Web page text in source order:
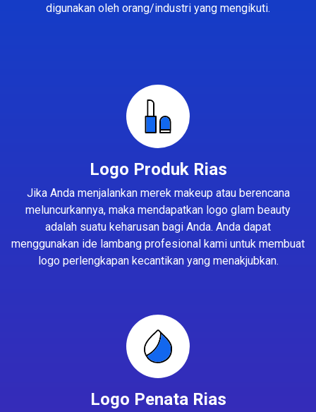
digunakan oleh orang/industri yang mengikuti.
Logo Produk Rias
Jika Anda menjalankan merek makeup atau berencana
meluncurkannya, maka mendapatkan logo glam beauty
adalah suatu keharusan bagi Anda. Anda dapat
menggunakan ide lambang profesional kami untuk membuat
logo perlengkapan kecantikan yang menakjubkan.
Logo Penata Rias